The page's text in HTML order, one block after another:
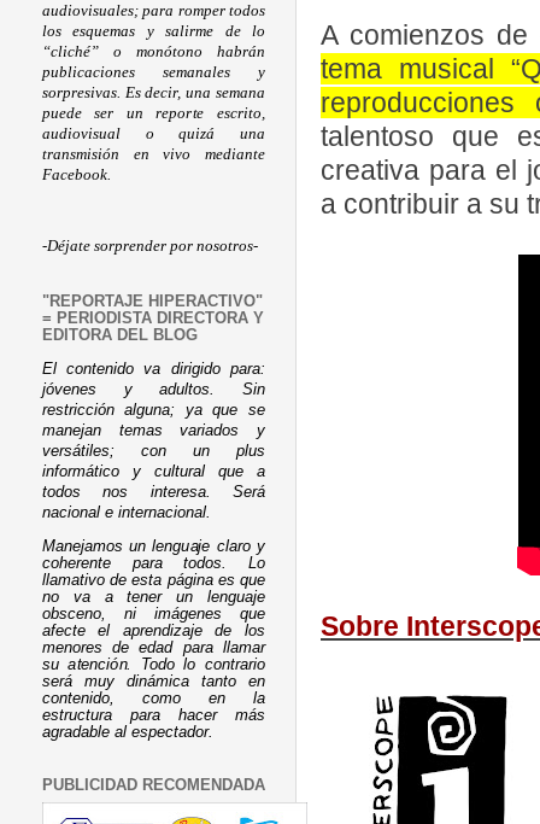
A comienzos
tema musical
reproducciones
talentoso que
creativa para el
a contribuir a su
Sobre
audiovisuales; para romper todos
los esquemas y salirme de lo
“cliché” o monótono habrán
publicaciones semanales y
sorpresivas. Es decir, una semana
puede ser un reporte escrito,
audiovisual o quizá una
transmisión en vivo mediante
Facebook.
-Déjate sorprender por nosotros-
"REPORTAJE HIPERACTIVO"
= PERIODISTA DIRECTORA Y
EDITORA DEL BLOG
El contenido va dirigido para:
jóvenes y adultos. Sin
restricción alguna; ya que se
manejan temas variados y
versátiles; con un plus
informático y cultural que a
todos nos interesa. Será
nacional e internacional.
Manejamos un lenguaje claro y
coherente para todos. Lo
llamativo de esta página es que
no va a tener un lenguaje
obsceno, ni imágenes que
afecte el aprendizaje de los
menores de edad para llamar
su atención. Todo lo contrario
será muy dinámica tanto en
contenido, como en la
estructura para hacer más
agradable al espectador.
PUBLICIDAD RECOMENDADA